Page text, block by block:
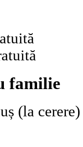
familie
(la cerere)